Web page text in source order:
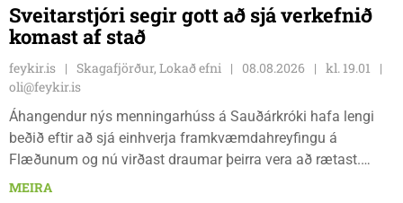
Sveitarstjóri segir gott að sjá verkefnið
komast af stað
feykir.is Skagafjörður, Lokað efni 08.08.2026
kl. 19.01
oli@feykir.is
Áhangendur nýs menningarhúss á Sauðárkróki hafa lengi
beðið eftir að sjá einhverja framkvæmdahreyfingu á
Flæðunum og nú virðast draumar þeirra vera að rætast.
Þórður Hansen mætti með tæki og tól og hóf
MEIRA